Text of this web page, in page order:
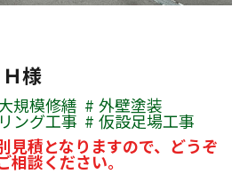
様
規模修繕 外壁塗装
ング工事
仮設足場工事
見積となりますので、どうぞ
相談ください。